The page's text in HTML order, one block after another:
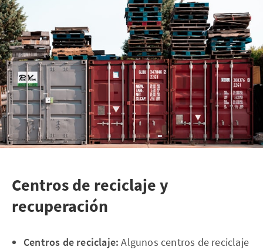
Centros de reciclaje y
recuperación
Centros de reciclaje: Algunos centros de reciclaje